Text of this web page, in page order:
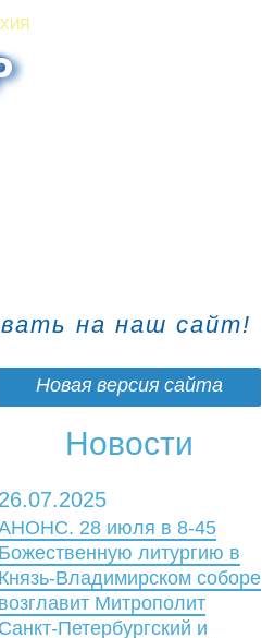
на наш сайт!
Новая версия сайта
Новости
26.07.2025
28 июля в 8-45
Божественную литургию в
Князь-Владимирском соборе
возглавит Митрополит
Санкт-Петербургский и